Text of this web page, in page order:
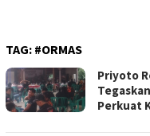
TAG: #ORMAS
Priyoto
Perkuat